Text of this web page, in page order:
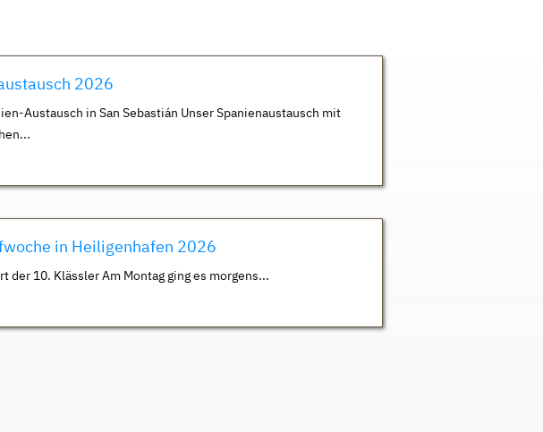
2026
Austausch in San Sebastián Unser Spanienaustausch mit
in Heiligenhafen 2026
der 10. Klässler Am Montag ging es morgens...